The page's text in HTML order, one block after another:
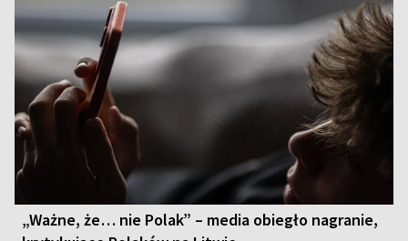
„Ważne, że… nie Polak” – media obiegło nagranie,